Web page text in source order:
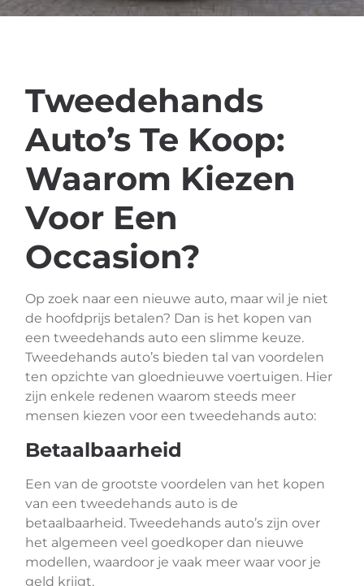
Tweedehands
Auto’s Te Koop:
Waarom Kiezen
Voor Een
Occasion?
Op zoek naar een nieuwe auto, maar wil je niet
de hoofdprijs betalen? Dan is het kopen van
een tweedehands auto een slimme keuze.
Tweedehands auto’s bieden tal van voordelen
ten opzichte van gloednieuwe voertuigen. Hier
zijn enkele redenen waarom steeds meer
mensen kiezen voor een tweedehands auto:
Betaalbaarheid
Een van de grootste voordelen van het kopen
van een tweedehands auto is de
betaalbaarheid. Tweedehands auto’s zijn over
het algemeen veel goedkoper dan nieuwe
modellen, waardoor je vaak meer waar voor je
geld krijgt.